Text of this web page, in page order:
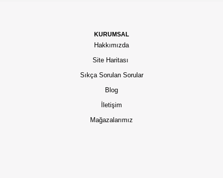
KURUMSAL
Hakkımızda
Site Haritası
Sıkça Sorulan Sorular
Blog
İletişim
Mağazalarımız